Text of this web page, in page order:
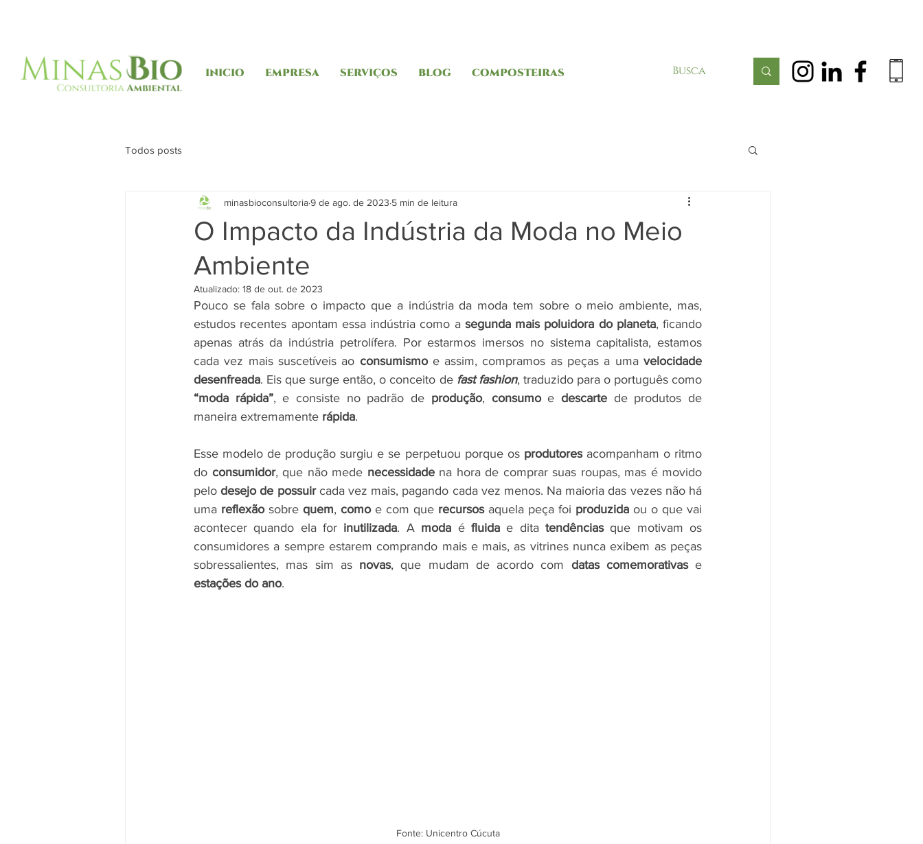
INICIO EMPRESA SERVIÇOS BLOG COMPOSTEIRAS
Todos posts
O Impacto da Indústria da Moda no Meio
Ambiente
minasbioconsultoria9 de ago. de 2023 5 min de leitura
Atualizado: 18 de out. de 2023
Pouco se fala sobre o impacto que a indústria da moda tem sobre o meio ambiente, mas,
estudos recentes apontam essa indústria como a segunda mais poluidora do planeta, ficando
apenas atrás da indústria petrolífera. Por estarmos imersos no sistema capitalista, estamos
cada vez mais suscetíveis ao consumismo e assim, compramos as peças a uma velocidade
desenfreada. Eis que surge então, o conceito de fast fashion
“moda rápida”, e consiste no padrão de produção, consumo e descarte de produtos de
maneira extremamente rápida.
Esse modelo de produção surgiu e se perpetuou porque os produtores acompanham o ritmo
do consumidor, que não mede necessidade na hora de comprar suas roupas, mas é movido
pelo desejo de possuir cada vez mais, pagando cada vez menos. Na maioria das vezes não há
uma reflexão sobre quem, como e com que recursos aquela peça foi produzida ou o que vai
acontecer quando ela for inutilizada. A moda é fluida e dita tendências que motivam os
consumidores a sempre estarem comprando mais e mais, as vitrines nunca exibem as peças
sobressalientes, mas sim as novas, que mudam de acordo com datas comemorativas
estações do ano.
Fonte: Unicentro Cúcuta